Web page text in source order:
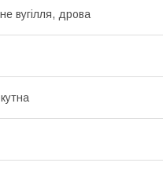
вугілля, дрова